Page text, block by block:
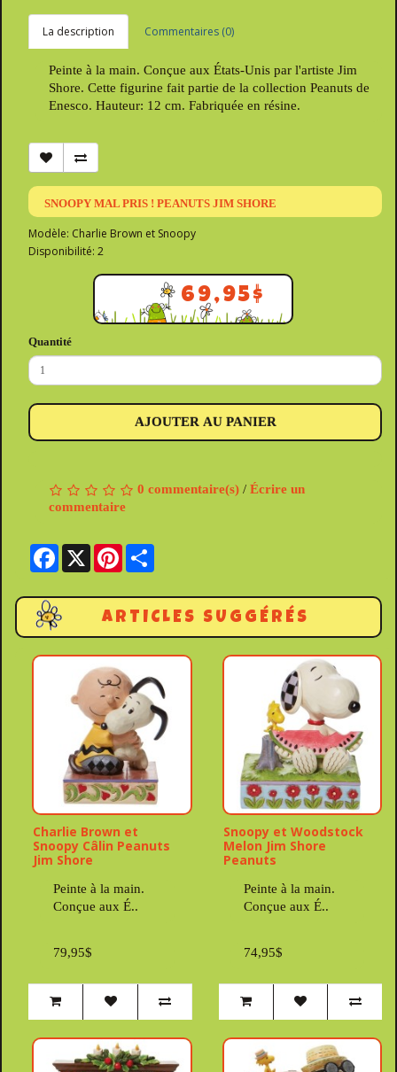
La description Commentaires (0)
Peinte à la main. Conçue aux États-Unis par l'artiste Jim
Shore. Cette figurine fait partie de la collection Peanuts de
Enesco. Hauteur: 12 cm. Fabriquée en résine.
SNOOPY MAL PRIS ! PEANUTS JIM SHORE
Modèle: Charlie Brown et Snoopy
Disponibilité: 2
69,95$
Quantité
AJOUTER AU PANIER
0 commentaire(s) / Écrire un
commentaire
Facebook
X Pinterest
ARTICLES SUGGÉRÉS
Charlie Brown et
Snoopy Câlin Peanuts
Jim Shore
Peinte à la main.
Conçue aux É..
79,95$
Snoopy et Woodstock
Melon Jim Shore
Peanuts
Peinte à la main.
Conçue aux É..
74,95$